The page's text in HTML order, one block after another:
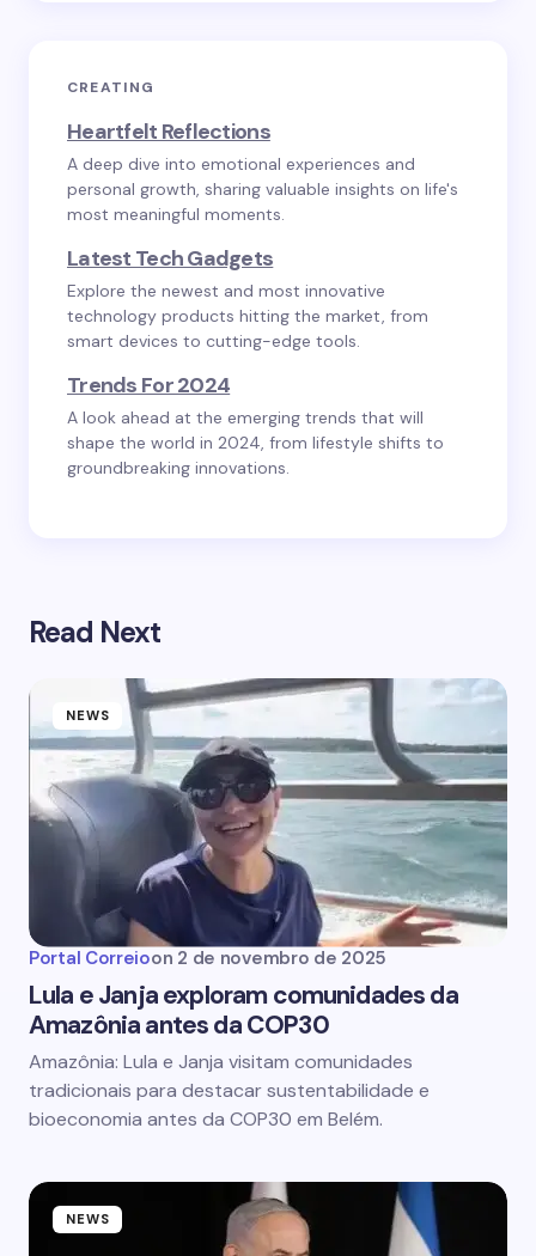
CREATING
Heartfelt Reflections
A deep dive into emotional experiences and
personal growth, sharing valuable insights on life's
most meaningful moments.
Latest Tech Gadgets
Explore the newest and most innovative
technology products hitting the market, from
smart devices to cutting-edge tools.
Trends For 2024
A look ahead at the emerging trends that will
shape the world in 2024, from lifestyle shifts to
groundbreaking innovations.
Read Next
NEWS
Portal Correioon 2 de novembro de 2025
Lula e Janja exploram comunidades da
Amazônia antes da COP30
Amazônia: Lula e Janja visitam comunidades
tradicionais para destacar sustentabilidade e
bioeconomia antes da COP30 em Belém.
NEWS